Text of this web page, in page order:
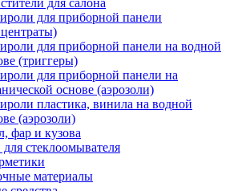
для приборной панели
для приборной панели на водной
(триггеры)
для приборной панели на
основе (аэрозоли)
пластика, винила на водной
(аэрозоли)
фар и кузова
стеклоомывателя
материалы